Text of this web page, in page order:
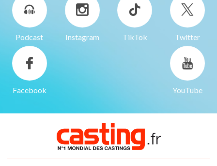
Podcast Instagram TikTok Twitter
Facebook YouTube